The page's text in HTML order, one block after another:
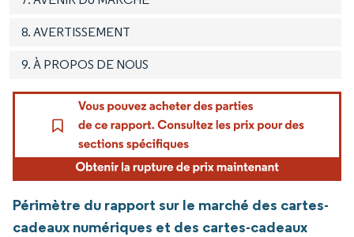
8. AVERTISSEMENT
9. À PROPOS DE NOUS
Périmètre du rapport sur le marché des cartes-
cadeaux numériques et des cartes-cadeaux